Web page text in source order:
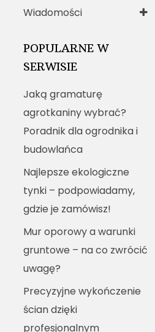
Wiadomości
POPULARNE W
SERWISIE
Jaką gramaturę
agrotkaniny wybrać?
Poradnik dla ogrodnika i
budowlańca
Najlepsze ekologiczne
tynki – podpowiadamy,
gdzie je zamówisz!
Mur oporowy a warunki
gruntowe – na co zwrócić
uwagę?
Precyzyjne wykończenie
ścian dzięki
profesjonalnym